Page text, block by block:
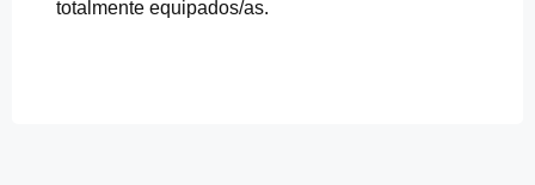
totalmente equipados/as.